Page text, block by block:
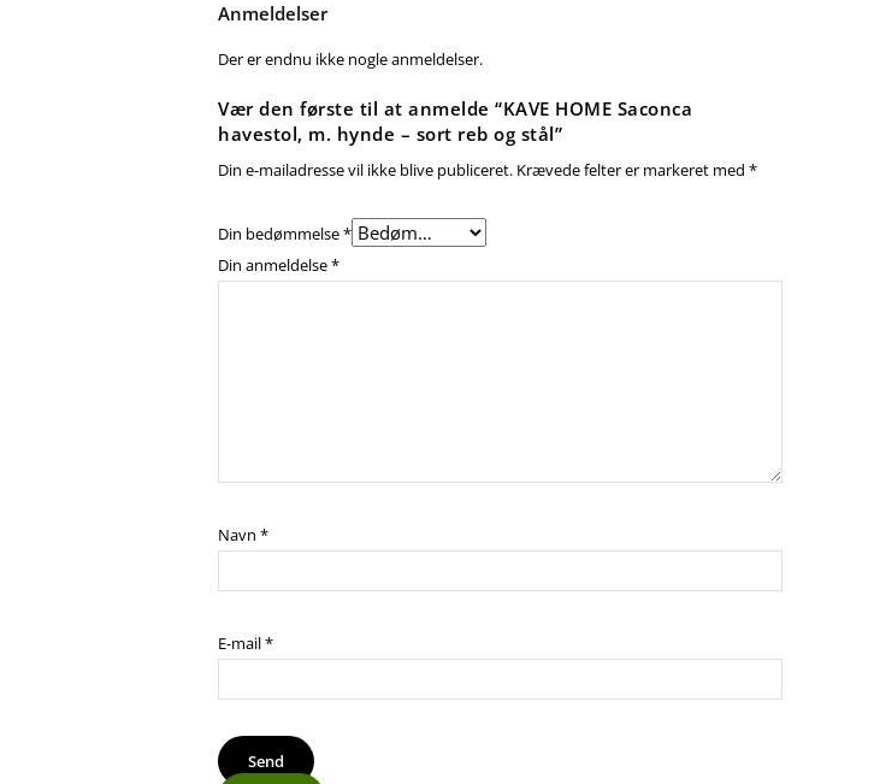
Anmeldelser
Der er endnu ikke nogle anmeldelser.
Vær den første til at anmelde “KAVE HOME Saconca
havestol, m. hynde – sort reb og stål”
Din e-mailadresse vil ikke blive publiceret. Krævede felter er markeret med*
Din bedømmelse*
Din anmeldelse*
Navn*
E-mail*